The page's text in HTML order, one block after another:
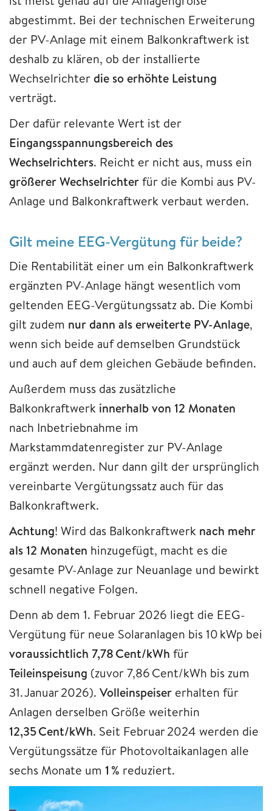
abgestimmt. Bei der technischen Erweiterung
der PV-Anlage mit einem Balkonkraftwerk ist
deshalb zu klären, ob der installierte
Wechselrichter die so erhöhte Leistung
verträgt.
Der dafür relevante Wert ist der
Eingangsspannungsbereich des
Wechselrichters. Reicht er nicht aus, muss ein
größerer Wechselrichterfür die Kombi aus PV-
Anlage und Balkonkraftwerk verbaut werden.
Gilt meine EEG-Vergütung für beide?
Die Rentabilität einer um ein Balkonkraftwerk
ergänzten PV-Anlage hängt wesentlich vom
geltenden EEG-Vergütungssatz ab. Die Kombi
gilt zudem nur dann als erweiterte PV-Anlage,
wenn sich beide auf demselben Grundstück
und auch auf dem gleichen Gebäude befinden.
Außerdem muss das zusätzliche
Balkonkraftwerk innerhalb von 12 Monaten
nach Inbetriebnahme im
Markstammdatenregister zur PV-Anlage
ergänzt werden. Nur dann gilt der ursprünglich
vereinbarte Vergütungssatz auch für das
Balkonkraftwerk.
Achtung! Wird das Balkonkraftwerk nach mehr
als 12 Monaten hinzugefügt, macht es die
gesamte PV-Anlage zur Neuanlage und bewirkt
schnell negative Folgen.
Denn ab dem 1. Februar 2026 liegt die EEG-
Vergütung für neue Solaranlagen bis 10 kWp bei
voraussichtlich 7,78 Cent/kWh für
Teileinspeisung (zuvor 7,86 Cent/kWh bis zum
31. Januar 2026). Volleinspeiser erhalten für
Anlagen derselben Größe weiterhin
12,35 Cent/kWh. Seit Februar 2024 werden die
Vergütungssätze für Photovoltaikanlagen alle
sechs Monate um 1 % reduziert.